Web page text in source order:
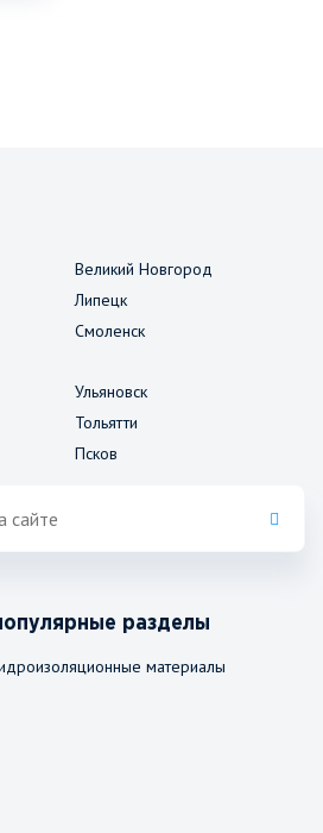
Великий Новгород
Липецк
Смоленск
Ульяновск
Тольятти
Псков
разделы
материалы